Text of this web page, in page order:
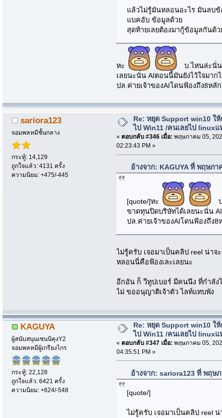
แล้วไม่รู้มันหลอนอะไร มันลบข้
แบคอับ ข้อมูลด้วย
สุดท้ายเลยต้องมากู้ข้อมูลกันด้
หะ
บ.ไหนล่ะนั่
เลยนะนั่น AIตอนนี้มันยังไว้ใจมากไ
ปล.ค่ายเจ้าของAIโดนฟ้องถึง8หลั
sariora123
จอมพลหมีชั้นกลาง
กระทู้: 14,129
ถูกใจแล้ว: 4131 ครั้ง
ความนิยม: +475/-445
Re: หยุด Support win10 ใ
ไป Win11 /คนเลยไป linuxแ
« ตอบกลับ #346 เมื่อ: พฤษภาคม 05,
02:23:43 PM »
อ้างจาก: KAGUYA ที่ พฤษภา
[quote/]หะ
บ
ขาดทุนปิดบริษัทได้เลยนะนั่น
ปล.ค่ายเจ้าของAIโดนฟ้องถึง8
ไม่รู้ครับ เจอมาเป็นคลิป reel น่าจ
หลอนนี่คือฟ้องเละเลยนะ
อีกอัน ก็ วีทูปเบอร์ มีคนนึง ที่กำลัง
ไม่ ขออนุญาติเจ้าตัว ไลท์แทบพัง
KAGUYA
ผู้สนับสนุนเซนนิคุงY2
จอมพลหมีผู้เกรียงไกร
กระทู้: 22,128
ถูกใจแล้ว: 6421 ครั้ง
ความนิยม: +624/-548
Re: หยุด Support win10 ใ
ไป Win11 /คนเลยไป linuxแ
« ตอบกลับ #347 เมื่อ: พฤษภาคม 05,
04:35:51 PM »
อ้างจาก: sariora123 ที่ พฤษ
[quote/]
ไม่รู้ครับ เจอมาเป็นคลิป reel น่